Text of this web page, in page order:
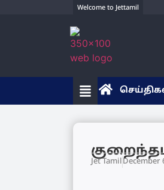
Welcome to Jettamil
Jet TamilDecember